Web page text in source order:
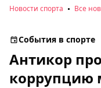
Новости спорта Все
События в спорте
Антикор
коррупцию